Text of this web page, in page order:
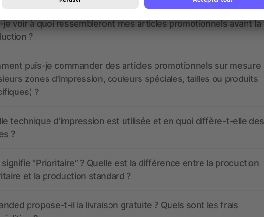
je voir à quoi ressembleront mes articles promotionnels avant la
?
puis-je commander des articles promotionnels sur mesure
zones d’impression, couleurs spéciales, tailles ou produits
?
technique d’impression est utilisée et en quoi diffère-t-elle des
?
signifie “Prioritaire” ? Quelle est la différence entre la production
et la production standard ?
propose-t-il la livraison gratuite ? Quels sont les frais